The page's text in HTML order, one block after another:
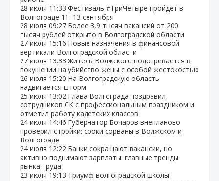
28 июля 11:33 Фестиваль #ТриЧетыре пройдёт в
Волгограде 11–13 сентября
28 июля 09:27 Более 3,9 тысяч вакансий от 200
тысяч рублей открыто в Волгоградской области
27 июля 15:16 Новые назначения в финансовой
вертикали Волгоградской области
27 июля 13:33 Житель Волжского подозревается в
покушении на убийство жены с особой жестокостью
26 июля 15:20 На Волгоградскую область
надвигается шторм
25 июля 13:02 Глава Волгограда поздравил
сотрудников СК с профессиональным праздником и
отметил работу кадетских классов
24 июля 14:46 Губернатор Бочаров внепланово
проверил стройки: сроки сорваны в Волжском и
Волгограде
24 июля 12:22 Банки сокращают вакансии, но
активно поднимают зарплаты: главные тренды
рынка труда
23 июля 19:13 Триумф волгоградской школы